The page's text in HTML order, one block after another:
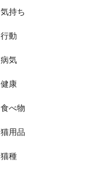
気持ち
行動
病気
健康
食べ物
猫用品
猫種